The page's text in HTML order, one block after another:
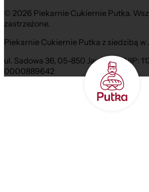
© 2026 Piekarnie Cukiernie Putka.
zastrzeżone.
Piekarnie Cukiernie Putka z siedzibą w
ul. Sadowa 36, 05-850 Jawczyce NIP:
0000889642